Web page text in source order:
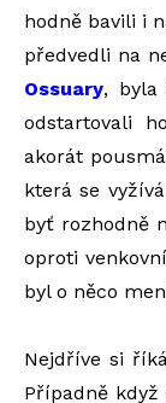
hodně bavili i
předvedli na
Ossuary, byla
odstartovali
akorát
která se
byť rozhodně
oproti
byl o něco
Nejdříve si
Případně